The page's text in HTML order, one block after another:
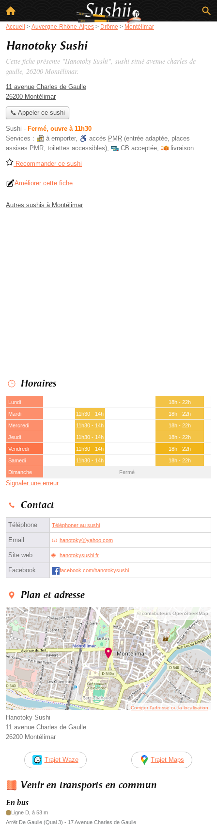
Accueil > Auvergne-Rhône-Alpes > Drôme > Montélimar
Hanotoky Sushi
Cette fiche présente "Hanotoky Sushi", sushi situé avenue charles de
gaulle, 26200 Montélimar.
11 avenue Charles de Gaulle
26200 Montélimar
📞 Appeler ce sushi
Sushi - Fermé, ouvre à 11h30
Services :
à emporter, accès PMR (entrée adaptée, places
assises PMR, toilettes accessibles), CB acceptée, livraison
Recommander ce sushi
Améliorer cette fiche
Autres sushis à Montélimar
Horaires
Lundi
18h - 22h
Mardi
11h30 - 14h
18h - 22h
Mercredi
11h30 - 14h
18h - 22h
Jeudi
11h30 - 14h
18h - 22h
Vendredi
11h30 - 14h
18h - 22h
Samedi
11h30 - 14h
18h - 22h
Dimanche
Fermé
Signaler une erreur
Contact
Téléphone Téléphoner au sushi
Email hanotokyⓐyahoo.com
Site web hanotokysushi.fr
Facebook facebook.com/hanotokysushi
Plan et adresse
© contributeurs OpenStreetMap
Corriger l’adresse ou la localisation
Hanotoky Sushi
11 avenue Charles de Gaulle
26200 Montélimar
Trajet Waze Trajet Maps
Venir en transports en commun
En bus
Ligne D, à 53 m
Arrêt De Gaulle (Quai 3) - 17 Avenue Charles de Gaulle